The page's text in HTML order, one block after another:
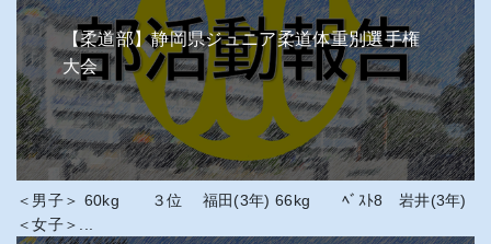
【柔道部】静岡県ジュニア柔道体重別選手権
大会
＜男子＞ 60kg ３位 福田(3年) 66kg ﾍﾞｽﾄ8 岩井(3年)
＜女子＞...